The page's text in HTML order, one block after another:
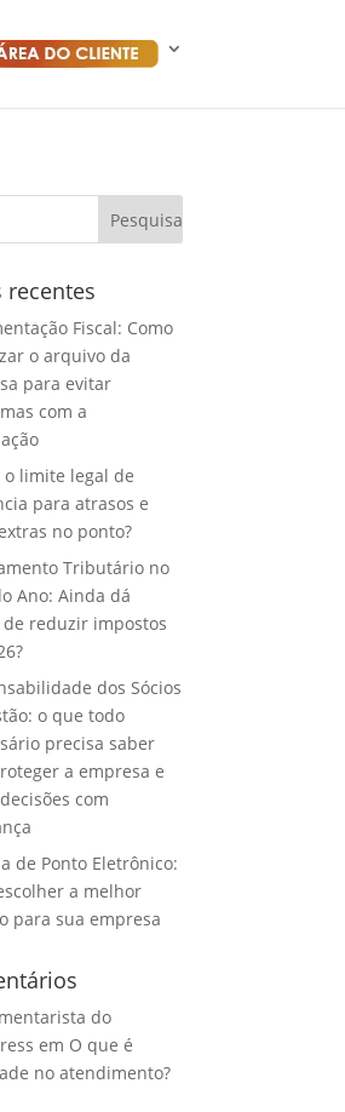
recentes
Fiscal: Como
o arquivo da
para evitar
com a
o limite legal de
para atrasos e
no ponto?
Tributário no
Ano: Ainda dá
reduzir impostos
dos Sócios
o que todo
precisa saber
a empresa e
com
de Ponto Eletrônico:
a melhor
para sua empresa
do
em O que é
no atendimento?